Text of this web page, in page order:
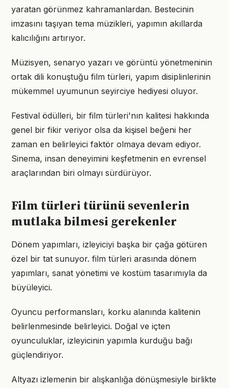
yaratan görünmez kahramanlardan. Bestecinin
imzasını taşıyan tema müzikleri, yapımın akıllarda
kalıcılığını artırıyor.
Müzisyen, senaryo yazarı ve görüntü yönetmeninin
ortak dili konuştuğu film türleri, yapım disiplinlerinin
mükemmel uyumunun seyirciye hediyesi oluyor.
Festival ödülleri, bir film türleri'nın kalitesi hakkında
genel bir fikir veriyor olsa da kişisel beğeni her
zaman en belirleyici faktör olmaya devam ediyor.
Sinema, insan deneyimini keşfetmenin en evrensel
araçlarından biri olmayı sürdürüyor.
Film türleri türünü sevenlerin
mutlaka bilmesi gerekenler
Dönem yapımları, izleyiciyi başka bir çağa götüren
özel bir tat sunuyor. film türleri arasında dönem
yapımları, sanat yönetimi ve kostüm tasarımıyla da
büyüleyici.
Oyuncu performansları, korku alanında kalitenin
belirlenmesinde belirleyici. Doğal ve içten
oyunculuklar, izleyicinin yapımla kurduğu bağı
güçlendiriyor.
Altyazı izlemenin bir alışkanlığa dönüşmesiyle birlikte